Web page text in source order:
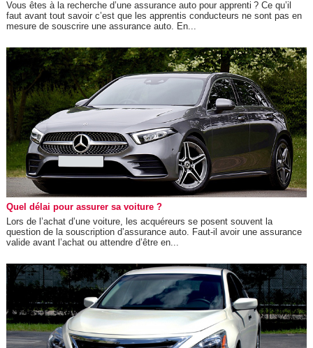
Vous êtes à la recherche d’une assurance auto pour apprenti ? Ce qu’il
faut avant tout savoir c’est que les apprentis conducteurs ne sont pas en
mesure de souscrire une assurance auto. En...
Quel délai pour assurer sa voiture ?
Lors de l’achat d’une voiture, les acquéreurs se posent souvent la
question de la souscription d’assurance auto. Faut-il avoir une assurance
valide avant l’achat ou attendre d’être en...